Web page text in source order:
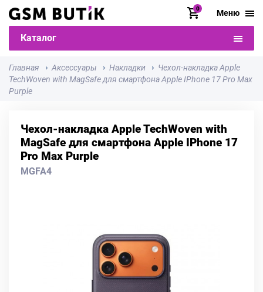
0 Меню
Каталог
Главная Аксессуары Накладки
Чехол-накладка Apple
TechWoven with MagSafe для смартфона Apple IPhone 17 Pro Max
Purple
Чехол-накладка Apple TechWoven with
MagSafe для смартфона Apple IPhone 17
Pro Max Purple
MGFA4